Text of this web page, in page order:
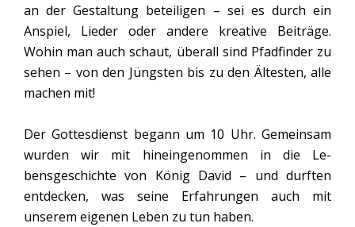
an der Gestaltung beteiligen – sei es durch ein
Anspiel, Lieder oder andere kreative Beiträge.
Wohin man auch schaut, überall sind Pfadfinder zu
sehen – von den Jüngsten bis zu den Ältesten, alle
machen mit!
Der Gottesdienst begann um 10 Uhr. Gemeinsam
wurden wir mit hineingenommen in die Le-
bensgeschichte von König David – und durften
entdecken, was seine Erfahrungen auch mit
unserem eigenen Leben zu tun haben.